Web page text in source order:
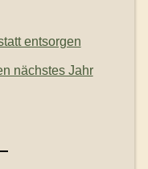
entsorgen
nächstes Jahr